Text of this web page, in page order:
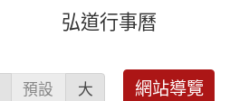
弘道行事曆
預設 大 網站導覽